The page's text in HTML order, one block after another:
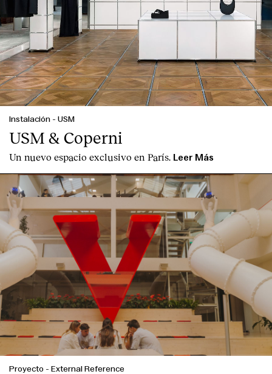
English Español Italiano Català
Instalación - USM
USM & Coperni
Un nuevo espacio exclusivo en París. Leer Más
Proyecto - External Reference